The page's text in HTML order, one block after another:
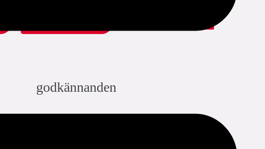
godkännanden